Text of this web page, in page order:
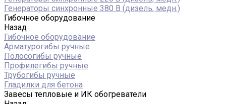
Генераторы синхронные 380 В (дизель, медн.)
Гибочное оборудование
Назад
Гибочное оборудование
Арматурогибы ручные
Полосогибы ручные
Профилегибы ручные
Трубогибы ручные
Гладилки для бетона
Завесы тепловые и ИК обогреватели